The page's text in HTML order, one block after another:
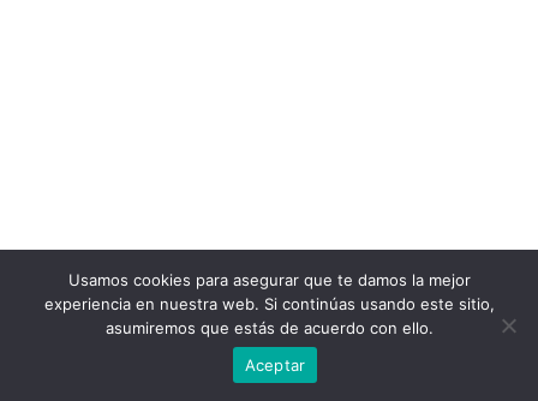
Usamos cookies para asegurar que te damos la mejor
experiencia en nuestra web. Si continúas usando este sitio,
asumiremos que estás de acuerdo con ello.
Aceptar